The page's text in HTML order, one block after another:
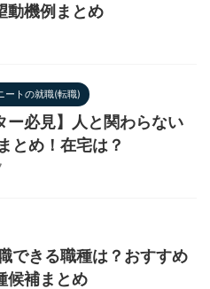
動機例まとめ
ートの就職(転職)
ー必見】人と関わらない
とめ！在宅は？
できる職種は？おすすめ
候補まとめ